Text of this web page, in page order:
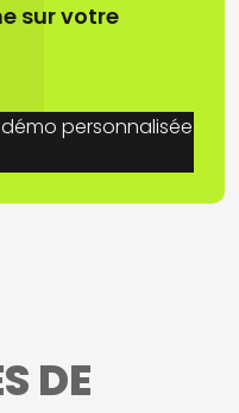
sur votre
personnalisée
DE